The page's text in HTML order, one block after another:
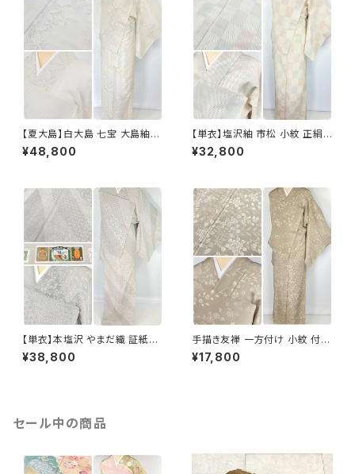
【夏大島】白大島 七宝 大島紬
紗紬 正絹 小紋 トールサイズ 白
グレー アイボリー 1053
¥48,800
【単衣】塩沢紬 市松 小紋 正絹
白 アイボリー 1033
¥32,800
【単衣】本塩沢 やまだ織 証紙付
き 斜め縞 小紋 正絹 白 グレー
オフホワイト 1330
¥38,800
手描き友禅 一方付け 小紋 付下
げ 唐花 花柄 正絹 ベージュ 11
33
¥17,800
セール中の商品